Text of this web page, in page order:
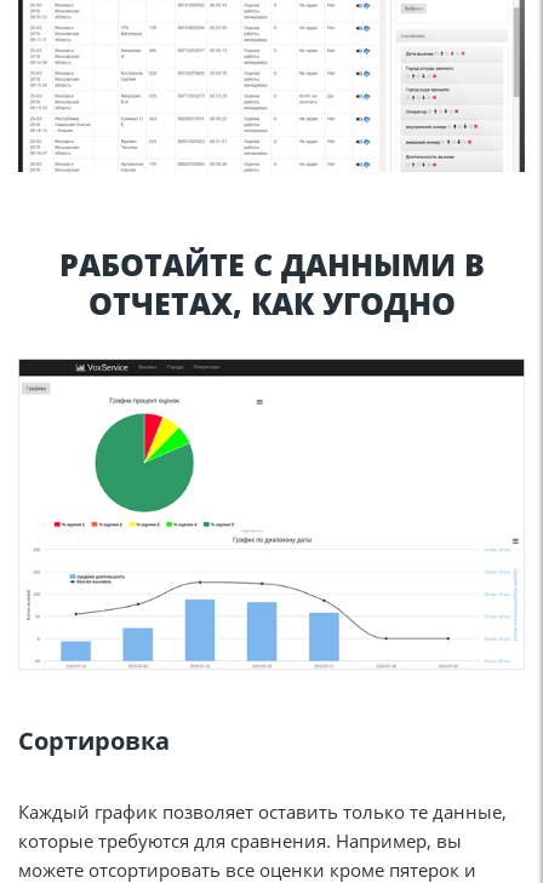
РАБОТАЙТЕ С ДАННЫМИ В
ОТЧЕТАХ, КАК УГОДНО
Сортировка
Каждый график позволяет оставить только те данные,
которые требуются для сравнения. Например, вы
можете отсортировать все оценки кроме пятерок и